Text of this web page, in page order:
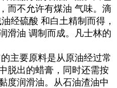
而不允许有煤油 气味。滴
经硫酸 和白土精制而得，
滑油 调制而成。凡士林的
主要原料是从原油经过常
脱出的蜡膏，同时还需按
度润滑油。从石油渣油中